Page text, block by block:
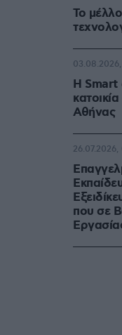
Το
Η Smart
Αθήνας
που σε
26.07.2026,